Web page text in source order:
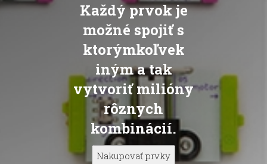
Každý prvok je
možné spojiť s
ktorýmkoľvek
iným a tak
vytvoriť milióny
rôznych
kombinácií.
Nakupovať prvky